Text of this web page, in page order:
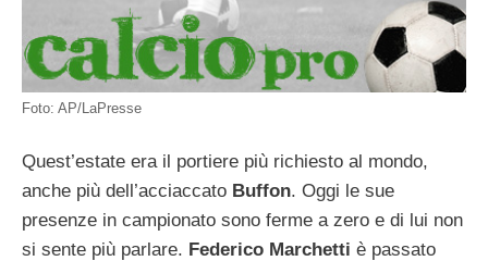
Foto: AP/LaPresse
Quest’estate era il portiere più richiesto al mondo,
anche più dell’acciaccato Buffon. Oggi le sue
presenze in campionato sono ferme a zero e di lui non
si sente più parlare. Federico Marchetti è passato